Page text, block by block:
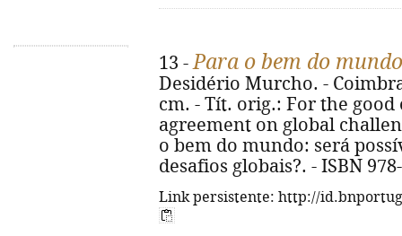
13 -Para o bem do mundo
Desidério Murcho. -
cm. - Tít. orig.: For the
agreement on global
o bem do mundo: será
desafios globais?. - ISBN
Link persistente: http://